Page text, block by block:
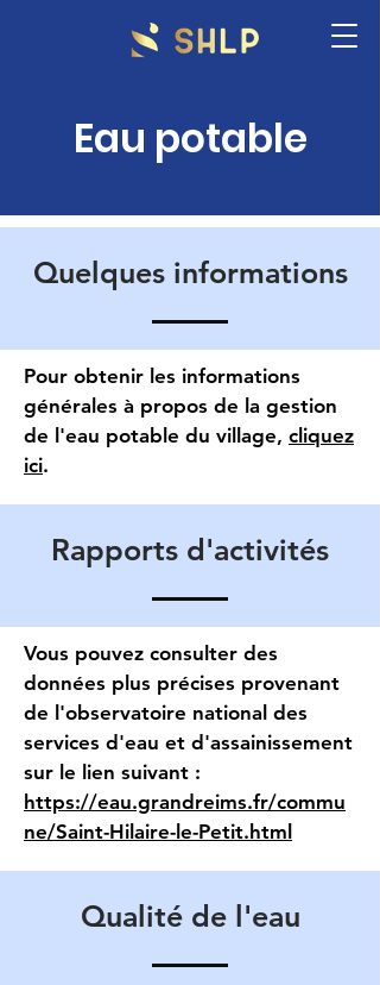
Eau potable
Quelques informations
Pour obtenir les informations
générales à propos de la gestion
de l'eau potable du village, cliquez
ici.
Rapports d'activités
Vous pouvez consulter des
données plus précises provenant
de l'observatoire national des
services d'eau et d'assainissement
sur le lien suivant :
https://eau.grandreims.fr/commu
ne/Saint-Hilaire-le-Petit.html
Qualité de l'eau